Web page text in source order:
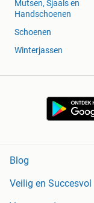
Mutsen, Sjaals en
Handschoenen
Schoenen
Winterjassen
Blog
Veilig en Succesvol